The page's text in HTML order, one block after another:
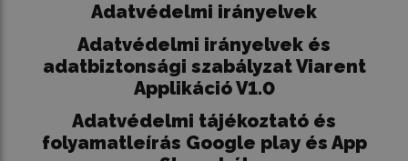
Adatvédelmi irányelvek
Adatvédelmi irányelvek és
adatbiztonsági szabályzat Viarent
Applikáció V1.0
Adatvédelmi tájékoztató és
folyamatleírás Google play és App